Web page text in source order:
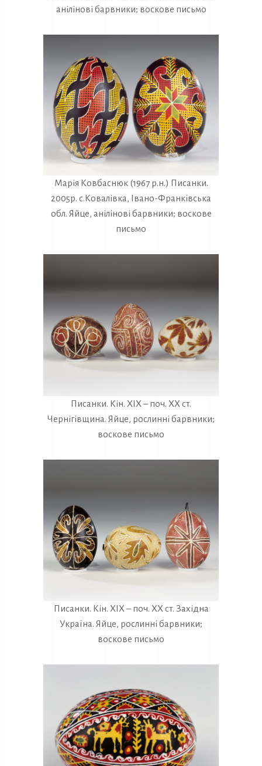
анілінові барвники; воскове письмо
Марія Ковбаснюк (1967 р.н.) Писанки.
2005р. с.Ковалівка, Івано-Франківська
обл. Яйце, анілінові барвники; воскове
письмо
Писанки. Кін. ХІХ – поч. ХХ ст.
Чернігівщина. Яйце, рослинні барвники;
воскове письмо
Писанки. Кін. ХІХ – поч. ХХ ст. Західна
Україна. Яйце, рослинні барвники;
воскове письмо